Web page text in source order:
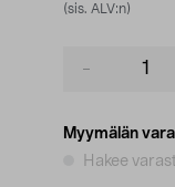
(sis. ALV:n)
Myymälän
Hakee